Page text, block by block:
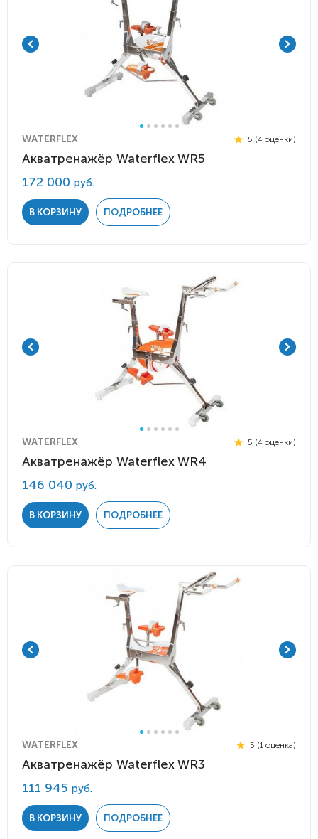
WATERFLEX 5 (4 оценки)
Акватренажёр Waterflex WR5
172 000 руб.
В КОРЗИНУ ПОДРОБНЕЕ
WATERFLEX 5 (4 оценки)
Акватренажёр Waterflex WR4
146 040 руб.
В КОРЗИНУ ПОДРОБНЕЕ
WATERFLEX 5 (1 оценка)
Акватренажёр Waterflex WR3
111 945 руб.
В КОРЗИНУ ПОДРОБНЕЕ